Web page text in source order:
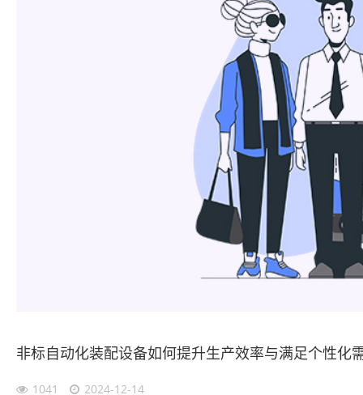
非标自动化装配设备如何提升生产效率与满足个性化
1041 2024-12-14